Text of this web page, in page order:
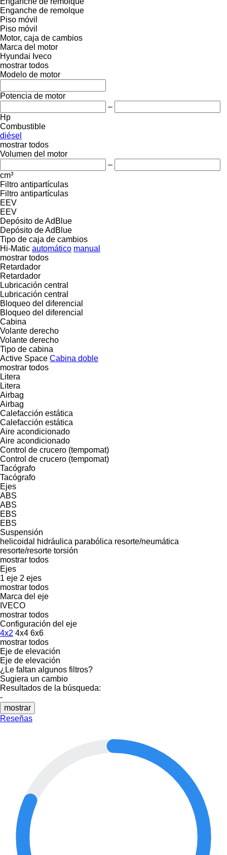
Enganche de remolque
Piso móvil
Piso móvil
Motor, caja de cambios
Marca del motor
Hyundai Iveco
mostrar todos
Modelo de motor
Potencia de motor
–
Hp
Combustible
diésel
mostrar todos
Volumen del motor
–
cm³
Filtro antipartículas
Filtro antipartículas
EEV
EEV
Depósito de AdBlue
Depósito de AdBlue
Tipo de caja de cambios
Hi-Matic automático manual
mostrar todos
Retardador
Retardador
Lubricación central
Lubricación central
Bloqueo del diferencial
Bloqueo del diferencial
Cabina
Volante derecho
Volante derecho
Tipo de cabina
Active Space Cabina doble
mostrar todos
Litera
Litera
Airbag
Airbag
Calefacción estática
Calefacción estática
Aire acondicionado
Aire acondicionado
Control de crucero (tempomat)
Control de crucero (tempomat)
Tacógrafo
Tacógrafo
Ejes
ABS
ABS
EBS
EBS
Suspensión
helicoidal
hidráulica parabólica resorte/neumática
resorte/resorte torsión
mostrar todos
Ejes
1 eje 2 ejes
mostrar todos
Marca del eje
IVECO
mostrar todos
Configuración del eje
4x2 4x4 6x6
mostrar todos
Eje de elevación
Eje de elevación
¿Le faltan algunos filtros?
Sugiera un cambio
Resultados de la búsqueda:
-
mostrar
Reseñas